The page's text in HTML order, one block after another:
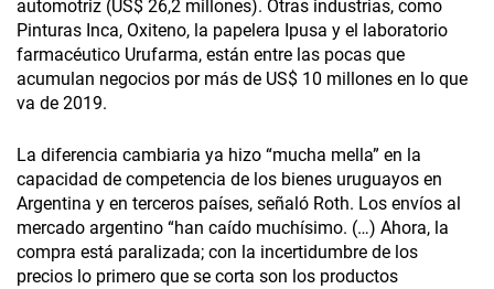
automotriz (US$ 26,2 millones). Otras industrias, como
Pinturas Inca, Oxiteno, la papelera Ipusa y el laboratorio
farmacéutico Urufarma, están entre las pocas que
acumulan negocios por más de US$ 10 millones en lo que
va de 2019.
La diferencia cambiaria ya hizo “mucha mella” en la
capacidad de competencia de los bienes uruguayos en
Argentina y en terceros países, señaló Roth. Los envíos al
mercado argentino “han caído muchísimo. (…) Ahora, la
compra está paralizada; con la incertidumbre de los
precios lo primero que se corta son los productos